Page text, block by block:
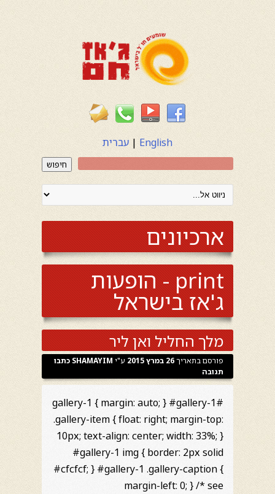
English
| עברית
חיפוש
ארכיונים
print - הופעות
ג'אז בישראל
מלך החליל ואן ליר
פורסם בתאריך26 במרץ 2015 ע"י SHAMAYIM כתבו
תגובה
#gallery-1 { margin: auto; } #gallery-1
.gallery-item { float: right; margin-top:
10px; text-align: center; width: 33%; }
#gallery-1 img { border: 2px solid
#cfcfcf; } #gallery-1 .gallery-caption {
margin-left: 0; } /* see